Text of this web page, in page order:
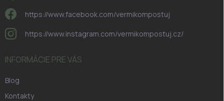
https://www.facebook.com/vermikompostuj
https://www.instagram.com/vermikompostuj.cz/
INFORMÁCIE PRE VÁS
Blog
Kontakty